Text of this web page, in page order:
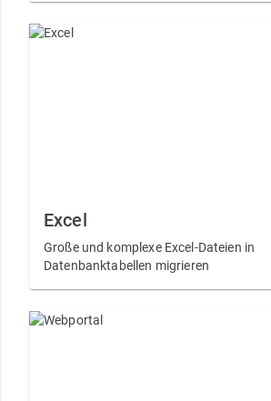
Excel
Große und komplexe Excel-Dateien in
Datenbanktabellen migrieren